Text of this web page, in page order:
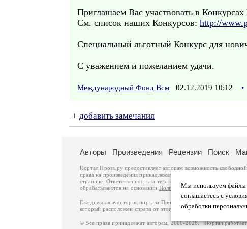
Приглашаем Вас участвовать в
См. список наших Конкурсов: http://
Специальный льготный Конкурс для
С уважением и пожеланием удачи.
Международный Фонд Всм 02.12.2019 10:12 •
+ добавить замечания
Мы используем файлы
соглашаетесь с
обработки
Авторы Произведения Рецензии Поиск
Портал Проза.ру предоставляет авторам возможность
права на произведения принадлежат авторам и охраняются
странице. Ответственность за тексты произведений авторы
обрабатываются на основании Политики обработки
Ежедневная аудитория портала Проза.ру – порядка 100 тысяч
который расположен справа от этого текста. В каждой графе
© Все права принадлежат авторам, 2000-2026. Портал